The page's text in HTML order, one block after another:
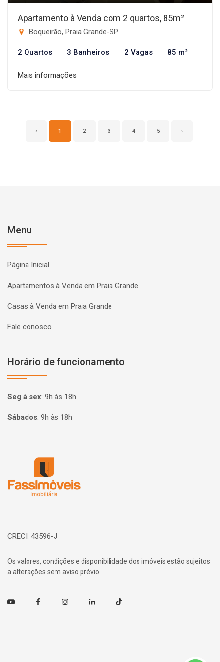
Apartamento à Venda com 2 quartos, 85m²
Boqueirão, Praia Grande-SP
2 Quartos 3 Banheiros 2 Vagas 85 m²
Mais informações
‹ 1 2 3 4 5 ›
Menu
Página Inicial
Apartamentos à Venda em Praia Grande
Casas à Venda em Praia Grande
Fale conosco
Horário de funcionamento
Seg à sex: 9h às 18h
Sábados: 9h às 18h
CRECI: 43596-J
Os valores, condições e disponibilidade dos imóveis estão sujeitos
a alterações sem aviso prévio.
Youtube FacebookInstagramLinkedin TikTok